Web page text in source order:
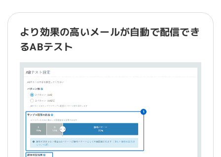
より効果の高いメールが自動で配信でき
るABテスト